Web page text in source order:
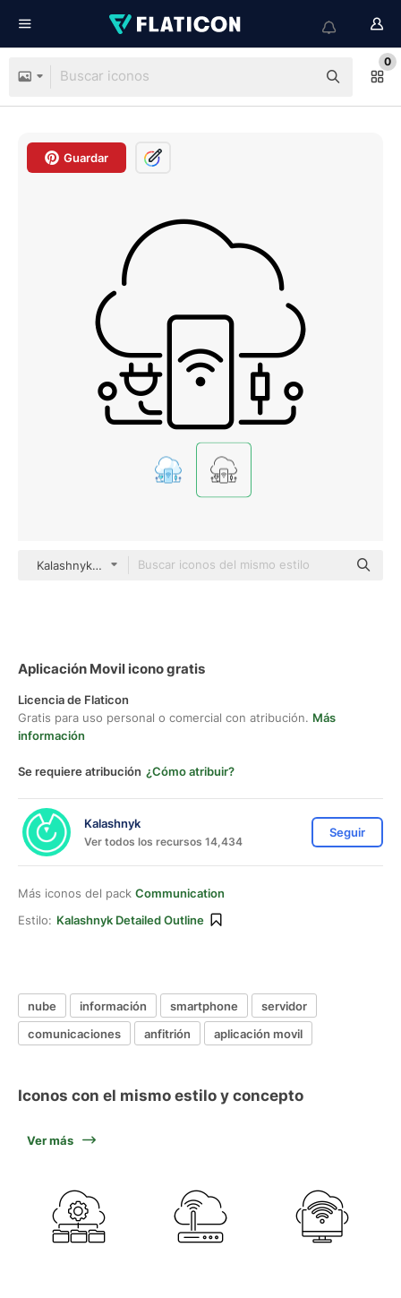
0
Guardar
Kalashnyk Detailed Outline
Aplicación Movil icono gratis
Licencia de Flaticon
Gratis para uso personal o comercial con atribución. Más
información
Se requiere atribución ¿Cómo atribuir?
Kalashnyk
Ver todos los recursos 14,434
Seguir
Más iconos del pack Communication
Estilo: Kalashnyk Detailed Outline
nube información smartphone
servidor
comunicaciones
anfitrión aplicación movil
Iconos con el mismo estilo y concepto
Ver más